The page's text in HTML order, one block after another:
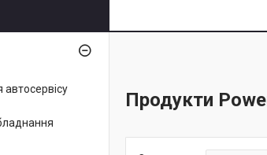
Продукти